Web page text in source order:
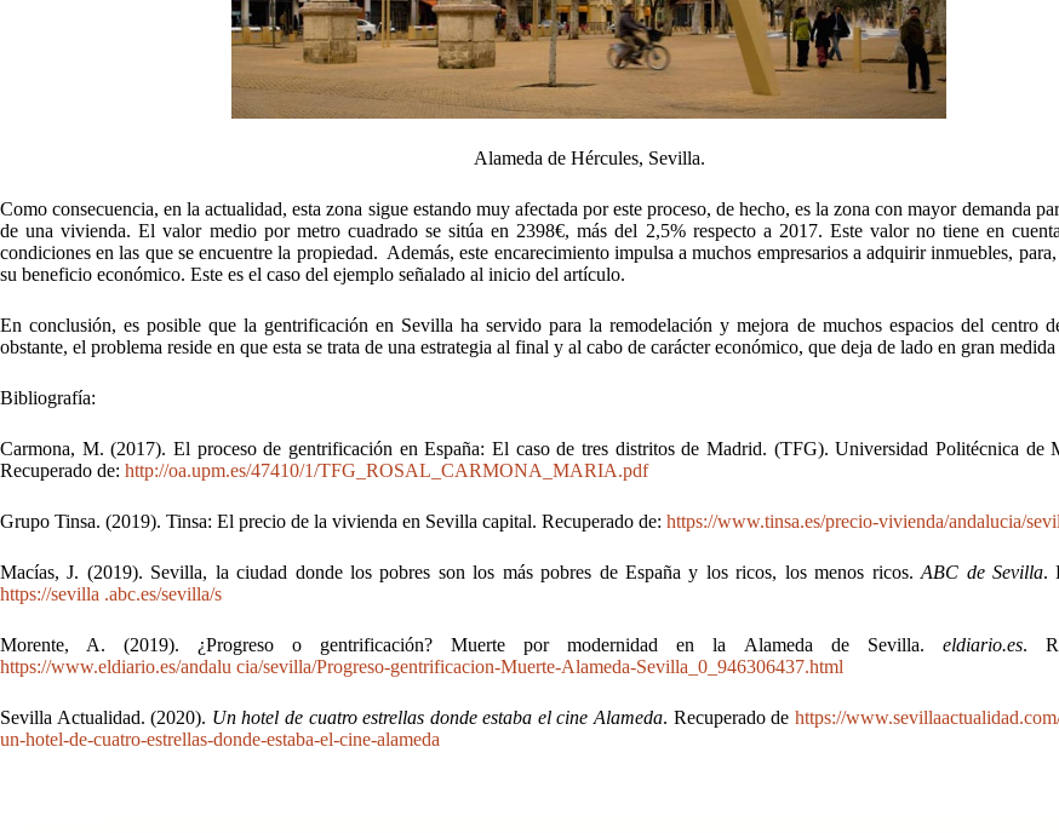
Alameda de Hércules, Sevilla.
Como consecuencia, en la actualidad, esta zona sigue estando muy afectada por este proceso, de hecho, es la zona con mayor demanda
de una vivienda. El valor medio por metro cuadrado se sitúa en 2398€, más del 2,5% respecto a 2017. Este valor no tiene en
condiciones en las que se encuentre la propiedad. Además, este encarecimiento impulsa a muchos empresarios a adquirir inmuebles,
su beneficio económico. Este es el caso del ejemplo señalado al inicio del artículo.
En conclusión, es posible que la gentrificación en Sevilla ha servido para la remodelación y mejora de muchos espacios del centro
obstante, el problema reside en que esta se trata de una estrategia al final y al cabo de carácter económico, que deja de lado en gran
Bibliografía:
Carmona, M. (2017). El proceso de gentrificación en España: El caso de tres distritos de Madrid. (TFG). Universidad Politécnica de
Recuperado de: http://oa.upm.es/47410/1/TFG_ROSAL_CARMONA_MARIA.pdf
Grupo Tinsa. (2019). Tinsa: El precio de la vivienda en Sevilla capital. Recuperado de: https://www.tinsa.es/precio-vivienda/andalucia/
Macías, J. (2019). Sevilla, la ciudad donde los pobres son los más pobres de España y los ricos, los menos ricos.ABC de Sevilla.
https://sevilla .abc.es/sevilla/s
Morente, A. (2019). ¿Progreso o gentrificación? Muerte por modernidad en la Alameda de Sevilla. eldiario.es.
https://www.eldiario.es/andalu cia/sevilla/Progreso-gentrificacion-Muerte-Alameda-Sevilla_0_946306437.html
Sevilla Actualidad. (2020). Un hotel de cuatro estrellas donde estaba el cine Alameda. Recuperado de https://
un-hotel-de-cuatro-estrellas-donde-estaba-el-cine-alameda